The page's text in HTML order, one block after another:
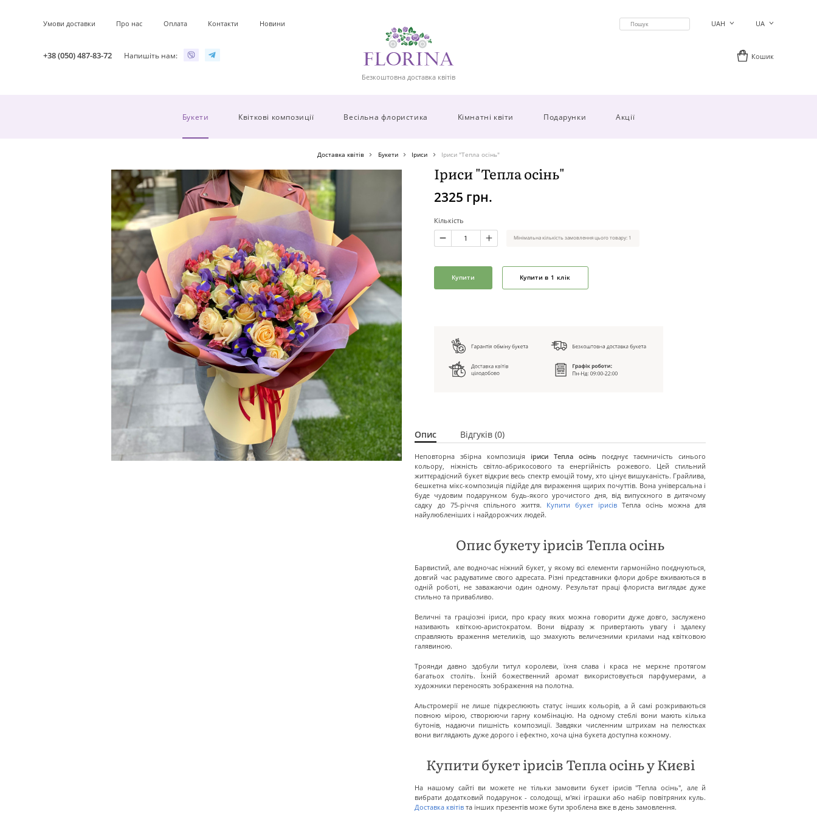
Умови доставки Про нас Оплата Контакти Новини
+38 (050) 487-83-72 Напишіть нам:
Безкоштовна доставка квітів
UAH UA
Кошик
Букети Квіткові композиції Весільна флористика Кімнатні квіти Подарунки Акції
Доставка квітів Букети Іриси Іриси "Тепла осінь"
Іриси "Тепла осінь"
2325 грн.
Кількість
Мінімальна кількість замовлення цього товару: 1
Купити Купити в 1 клік
Опис Відгуків (0)
Неповторна збірна композиція іриси Тепла осінь поєднує таємничість синього
кольору, ніжність світло-абрикосового та енергійність рожевого. Цей стильний
життєрадісний букет відкриє весь спектр емоцій тому, хто цінує вишуканість. Грайлива,
бешкетна мікс-композиція підійде для вираження щирих почуттів. Вона універсальна і
буде чудовим подарунком будь-якого урочистого дня, від випускного в дитячому
садку до 75-річчя спільного життя. Купити букет ірисівТепла осінь можна для
найулюбленіших і найдорожчих людей.
Опис букету ірисів Тепла осінь
Барвистий, але водночас ніжний букет, у якому всі елементи гармонійно поєднуються,
довгий час радуватиме свого адресата. Різні представники флори добре вживаються в
одній роботі, не заважаючи один одному. Результат праці флориста виглядає дуже
стильно та привабливо.
Величні та граціозні іриси, про красу яких можна говорити дуже довго, заслужено
називають квіткою-аристократом. Вони відразу ж привертають увагу і здалеку
справляють враження метеликів, що змахують величезними крилами над квітковою
галявиною.
Троянди давно здобули титул королеви, їхня слава і краса не меркне протягом
багатьох століть. Їхній божественний аромат використовується парфумерами, а
художники переносять зображення на полотна.
Альстромерії не лише підкреслюють статус інших кольорів, а й самі розкриваються
повною мірою, створюючи гарну комбінацію. На одному стеблі вони мають кілька
бутонів, надаючи пишність композиції. Завдяки численним штрихам на пелюстках
вони виглядають дуже дорого і ефектно, хоча ціна букета доступна кожному.
Купити букет ірисів Тепла осінь у Києві
На нашому сайті ви можете не тільки замовити букет ірисів "Тепла осінь", але й
вибрати додатковий подарунок - солодощі, м'які іграшки або набір повітряних куль.
Доставка квітів та інших презентів може бути зроблена вже в день замовлення.